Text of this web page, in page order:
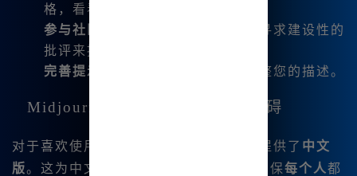
格，看看哪个最能打动您。
参与社区
：加入论坛，参与讨论，寻求建设性的
批评来提升自己。
完善提示
：根据获得的结果逐步调整您的描述。
Midjourney中文版：打破语言障碍
对于喜欢使用母语的用户，Midjourney提供了 中文
版。这为中文用户提供了友好的界面，确保每个人都